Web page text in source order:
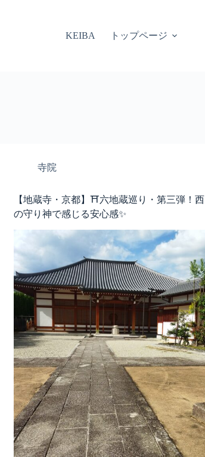
KEIBA トップページ
寺院
【地蔵寺・京都】⛩️六地蔵巡り・第三弾！西
の守り神で感じる安心感✨